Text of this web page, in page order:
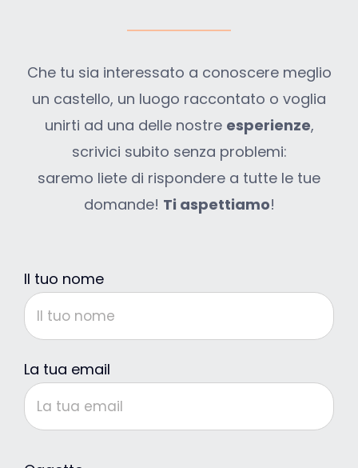
Che tu sia interessato a conoscere meglio
un castello, un luogo raccontato o voglia
unirti ad una delle nostre esperienze,
scrivici subito senza problemi:
saremo liete di rispondere a tutte le tue
domande! Ti aspettiamo!
Il tuo nome
La tua email